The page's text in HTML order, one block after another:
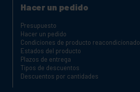
Hacer un pedido
Presupuesto
Hacer un pedido
Condiciones de producto reacondicionado
Estados del producto
Plazos de entrega
Tipos de descuentos
Descuentos por cantidades